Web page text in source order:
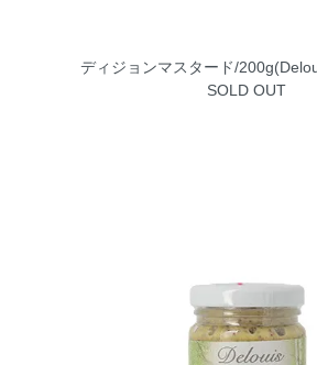
ディジョンマスタード/
SOLD OUT